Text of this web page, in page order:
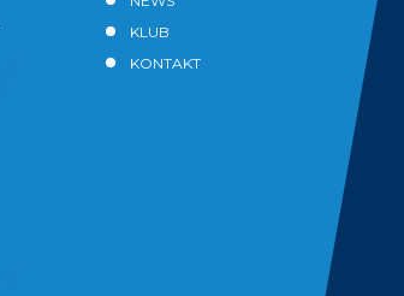
KLUB
KONTAKT